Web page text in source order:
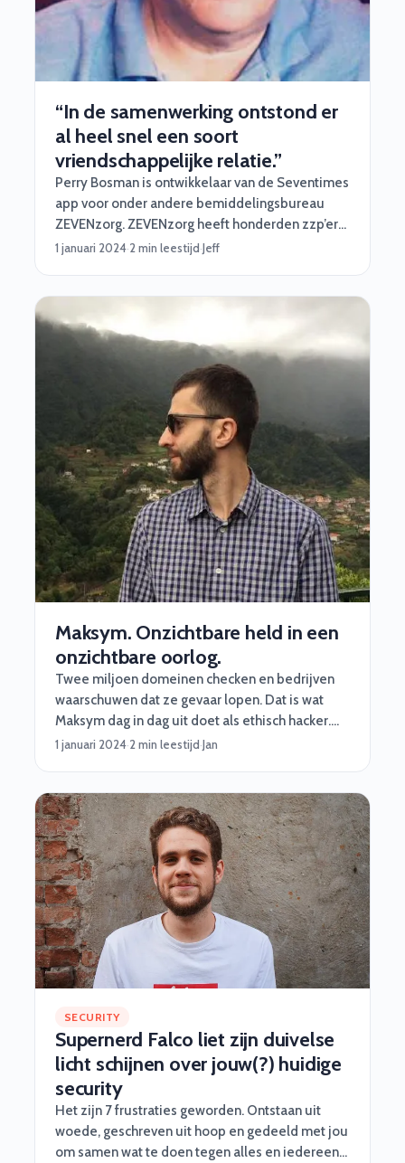
“In de samenwerking ontstond er
al heel snel een soort
vriendschappelijke relatie.”
Perry Bosman is ontwikkelaar van de Seventimes
app voor onder andere bemiddelingsbureau
ZEVENzorg. ZEVENzorg heeft honderden zzp’ers
die zich in zijn tool inschrijven voor een opdracht
natuurlijk. Toch zocht hij nog wel een partij - wij
dus - die voor hem de professionele cloud
hosting kon inrichten. In dit artikel lees je hoe hij
terugkijkt op deze mooie samenwerking!
1 januari 2024·2 min leestijd·Jeff
Maksym. Onzichtbare held in een
onzichtbare oorlog.
Twee miljoen domeinen checken en bedrijven
waarschuwen dat ze gevaar lopen. Dat is wat
Maksym dag in dag uit doet als ethisch hacker.
Inmiddels heeft hij in 4 jaar tijd meer dan 8000
1 januari 2024·2 min leestijd·Jan
SECURITY
Supernerd Falco liet zijn duivelse
licht schijnen over jouw(?) huidige
security
Het zijn 7 frustraties geworden. Ontstaan uit
woede, geschreven uit hoop en gedeeld met jou
om samen wat te doen tegen alles en iedereen